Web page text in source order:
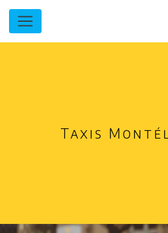
Panneau de gestion des cookies
Taxis